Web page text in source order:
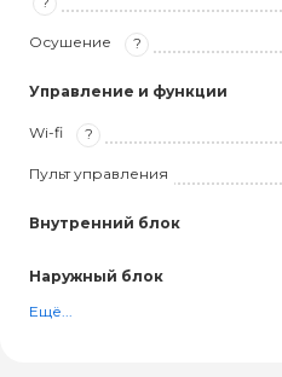
Осушение ?
Управление и функции
Wi-fi ?
Пульт управления
Внутренний блок
Наружный блок
Ещё...